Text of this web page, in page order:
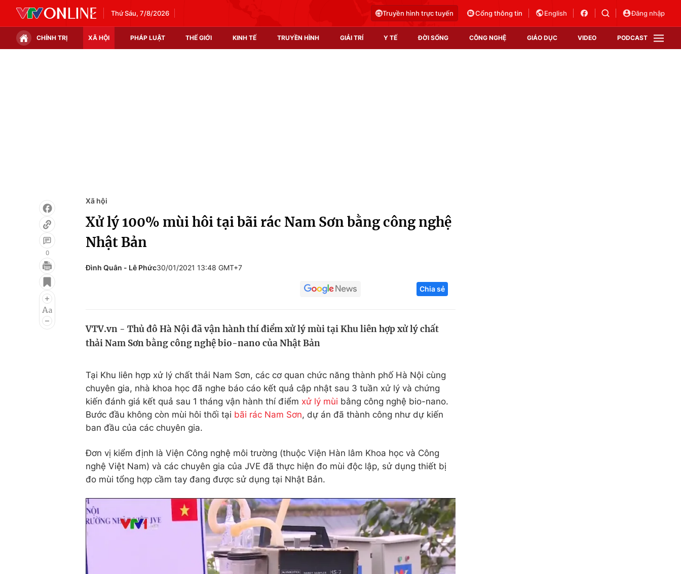
Thứ Sáu, 7/8/2026 Truyền hình trực tuyến Cổng thông tin English Đăng nhập
CHÍNH TRỊ XÃ HỘI PHÁP LUẬT THẾ GIỚI KINH TẾ TRUYỀN HÌNH GIẢI TRÍ Y TẾ ĐỜI SỐNG CÔNG NGHỆ GIÁO DỤC VIDEO PODCAST
Infographic
Điện ảnh
Âm nhạc
Chất lượng cuộc sống
Tuyển sinh
Hitech Công nghệ tương lai
Thị trường
0
Xã hội
Xử lý 100% mùi hôi tại bãi rác Nam Sơn bằng công nghệ
Nhật Bản
Đình Quân - Lê Phức30/01/2021 13:48 GMT+7
Chia sẻ
VTV.vn - Thủ đô Hà Nội đã vận hành thí điểm xử lý mùi tại Khu liên hợp xử lý chất
thải Nam Sơn bằng công nghệ bio-nano của Nhật Bản
Tại Khu liên hợp xử lý chất thải Nam Sơn, các cơ quan chức năng thành phố Hà Nội cùng
chuyên gia, nhà khoa học đã nghe báo cáo kết quả cập nhật sau 3 tuần xử lý và chứng
kiến đánh giá kết quả sau 1 tháng vận hành thí điểm xử lý mùi bằng công nghệ bio-nano.
Bước đầu không còn mùi hôi thối tại bãi rác Nam Sơn, dự án đã thành công như dự kiến
ban đầu của các chuyên gia.
Đơn vị kiểm định là Viện Công nghệ môi trường (thuộc Viện Hàn lâm Khoa học và Công
nghệ Việt Nam) và các chuyên gia của JVE đã thực hiện đo mùi độc lập, sử dụng thiết bị
đo mùi tổng hợp cầm tay đang được sử dụng tại Nhật Bản.